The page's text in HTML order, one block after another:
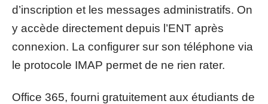
d’inscription et les messages administratifs. On
y accède directement depuis l’ENT après
connexion. La configurer sur son téléphone via
le protocole IMAP permet de ne rien rater.
Office 365, fourni gratuitement aux étudiants de